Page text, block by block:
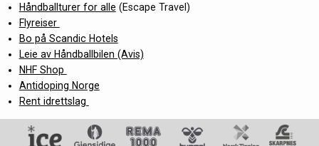
Håndballturer for alle (Escape Travel)
Flyreiser
Bo på Scandic Hotels
Leie av Håndballbilen (Avis)
NHF Shop
Antidoping Norge
Rent idrettslag